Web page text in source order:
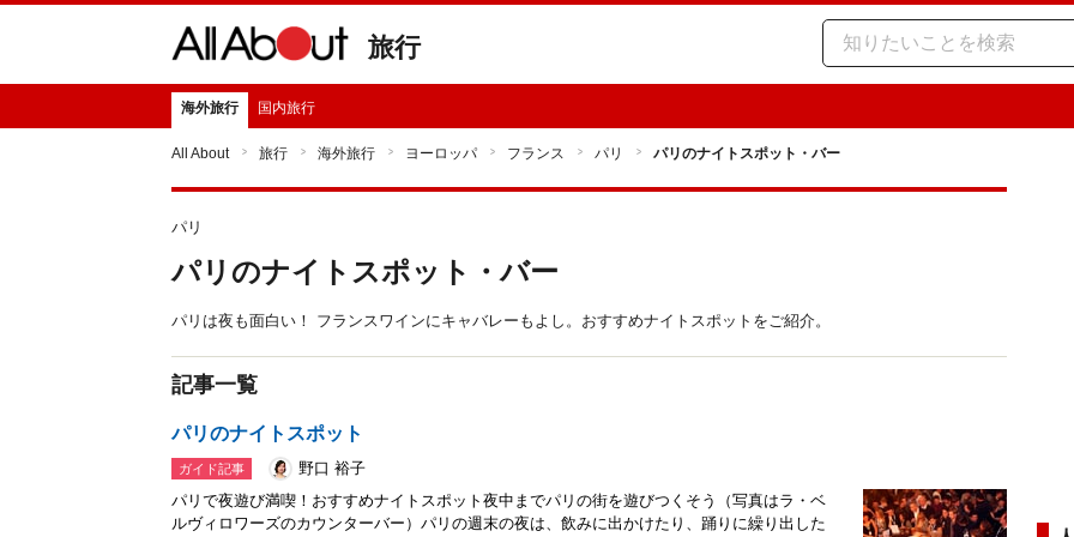
旅行
海外旅行 国内旅行
All About 旅行 海外旅行 ヨーロッパ フランス パリ パリのナイトスポット・バー
パリ
パリのナイトスポット・バー
パリは夜も面白い！ フランスワインにキャバレーもよし。おすすめナイトスポットをご紹介。
記事一覧
パリのナイトスポット
ガイド記事
野口 裕子
パリで夜遊び満喫！おすすめナイトスポット夜中までパリの街を遊びつくそう（写真はラ・ベ
ルヴィロワーズのカウンターバー）パリの週末の夜は、飲みに出かけたり、踊りに繰り出した